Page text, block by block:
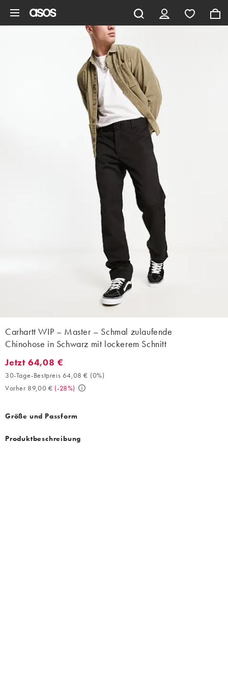
Carhartt WIP – Master – Schmal zulaufende
Chinohose in Schwarz mit lockerem Schnitt
Jetzt 64,08 €. 30-Tage-Bestpreis 64,08 € (0%). Vorher 89,00 €.
Jetzt 64,08 €
30-Tage-Bestpreis 64,08 € (0%)
Vorher 89,00 € (-28%)
Größe und Passform
Produktbeschreibung